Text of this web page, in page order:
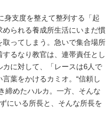
身支度を整えて整列する「起
られる養成所生活にいまだ慣
ってしまう。急いで集合場所
るなり教官は、連帯責任とし
に対して、「レースは6人で
葉をかけるカミオ。“信頼し
締めたハルカ。一方、そんな
にいる所長と、そんな所長を